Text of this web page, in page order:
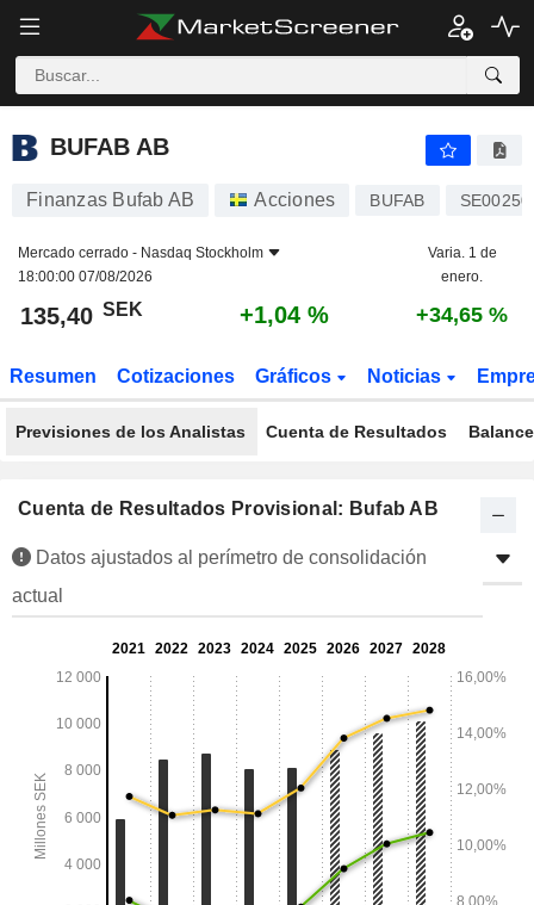
BUFAB AB
BUFAB AB
Finanzas Bufab AB Acciones BUFAB
Mercado cerrado - Nasdaq Stockholm
18:00:00 07/08/2026
Varia. 1 de
enero.
135,40 SEK +1,04 % +34,65 %
Resumen Cotizaciones Gráficos Noticias
Previsiones de los Analistas Cuenta de Resultados Balance
Cuenta de Resultados Provisional: Bufab AB
Datos ajustados al perímetro de consolidación
actual